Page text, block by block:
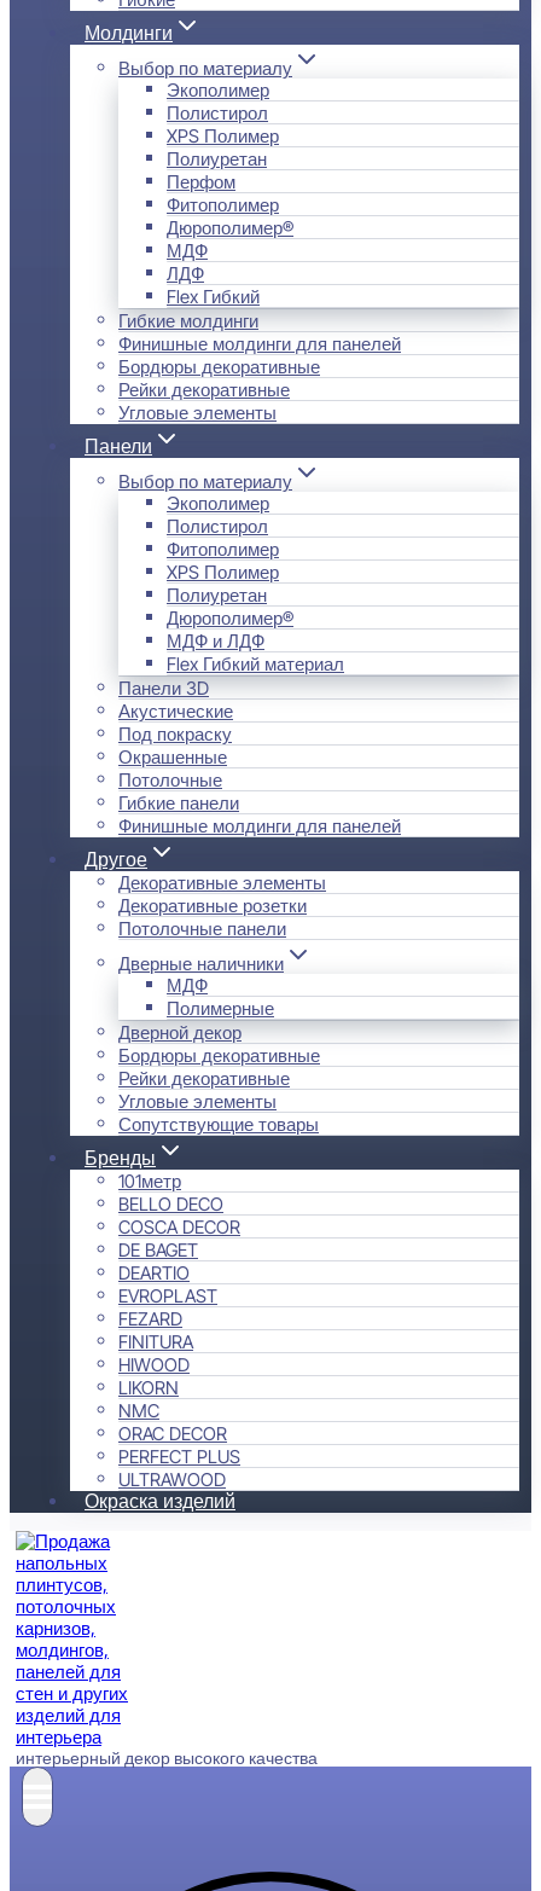
Молдинги
Выбор по материалу
Экополимер
Полистирол
XPS Полимер
Полиуретан
Перфом
Фитополимер
Дюрополимер®
МДФ
ЛДФ
Flex Гибкий
Гибкие молдинги
Финишные молдинги для панелей
Бордюры декоративные
Рейки декоративные
Угловые элементы
Панели
Выбор по материалу
Экополимер
Полистирол
Фитополимер
XPS Полимер
Полиуретан
Дюрополимер®
МДФ и ЛДФ
Flex Гибкий материал
Панели 3D
Акустические
Под покраску
Окрашенные
Потолочные
Гибкие панели
Финишные молдинги для панелей
Другое
Декоративные элементы
Декоративные розетки
Потолочные панели
Дверные наличники
МДФ
Полимерные
Дверной декор
Бордюры декоративные
Рейки декоративные
Угловые элементы
Сопутствующие товары
Бренды
101метр
BELLO DECO
COSCA DECOR
DE BAGET
DEARTIO
EVROPLAST
FEZARD
FINITURA
HIWOOD
LIKORN
NMC
ORAC DECOR
PERFECT PLUS
ULTRAWOOD
Окраска изделий
интерьерный декор высокого качества